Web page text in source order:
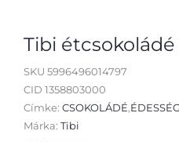
Átvétel
Tibi étcsokoládé
SKU 5996496014797
CID 1358803000
Címke: CSOKOLÁDÉ,ÉDESSÉG
Márka: Tibi